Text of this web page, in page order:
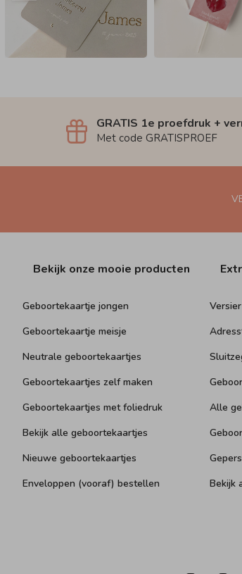
GRATIS 1e proefdruk +
Met code GRATISPROEF
Bekijk onze mooie producten
Geboortekaartje jongen
Geboortekaartje meisje
Neutrale geboortekaartjes
Geboortekaartjes zelf maken
Geboortekaartjes met foliedruk
Bekijk alle geboortekaartjes
Nieuwe geboortekaartjes
Enveloppen (vooraf) bestellen
Alle
Bekijk